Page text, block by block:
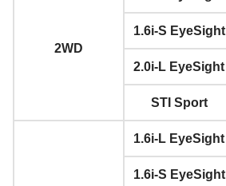
2WD
1.6i-S EyeSight
2.0i-L EyeSight
STI Sport
1.6i-L EyeSight
1.6i-S EyeSight